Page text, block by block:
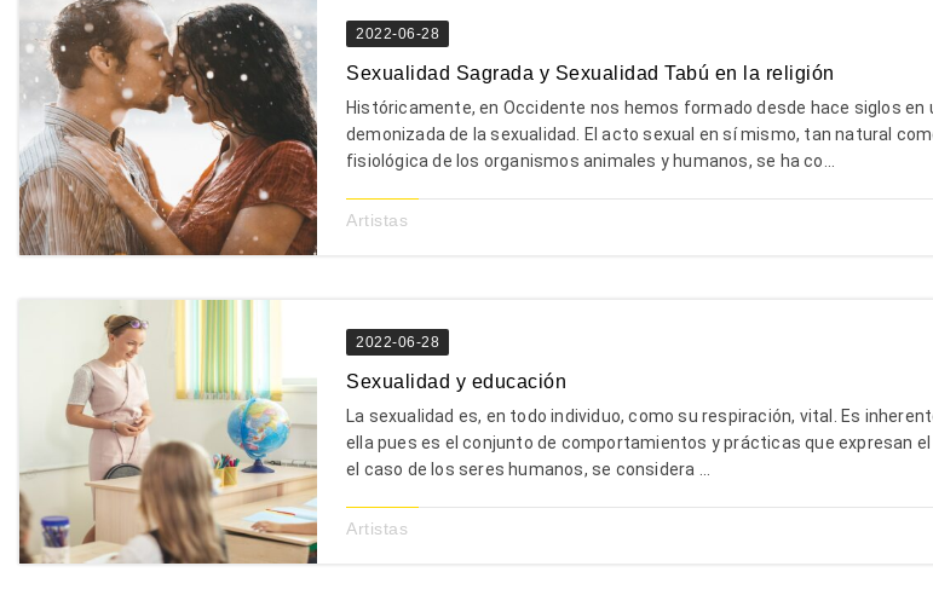
2022-06-28
Sexualidad Sagrada y Sexualidad Tabú en la religión
Históricamente, en Occidente nos hemos formado desde hace siglos en
demonizada de la sexualidad. El acto sexual en sí mismo, tan natural
fisiológica de los organismos animales y humanos, se ha co...
Artistas
2022-06-28
Sexualidad y educación
La sexualidad es, en todo individuo, como su respiración, vital. Es
ella pues es el conjunto de comportamientos y prácticas que expresan el
el caso de los seres humanos, se considera ...
Artistas